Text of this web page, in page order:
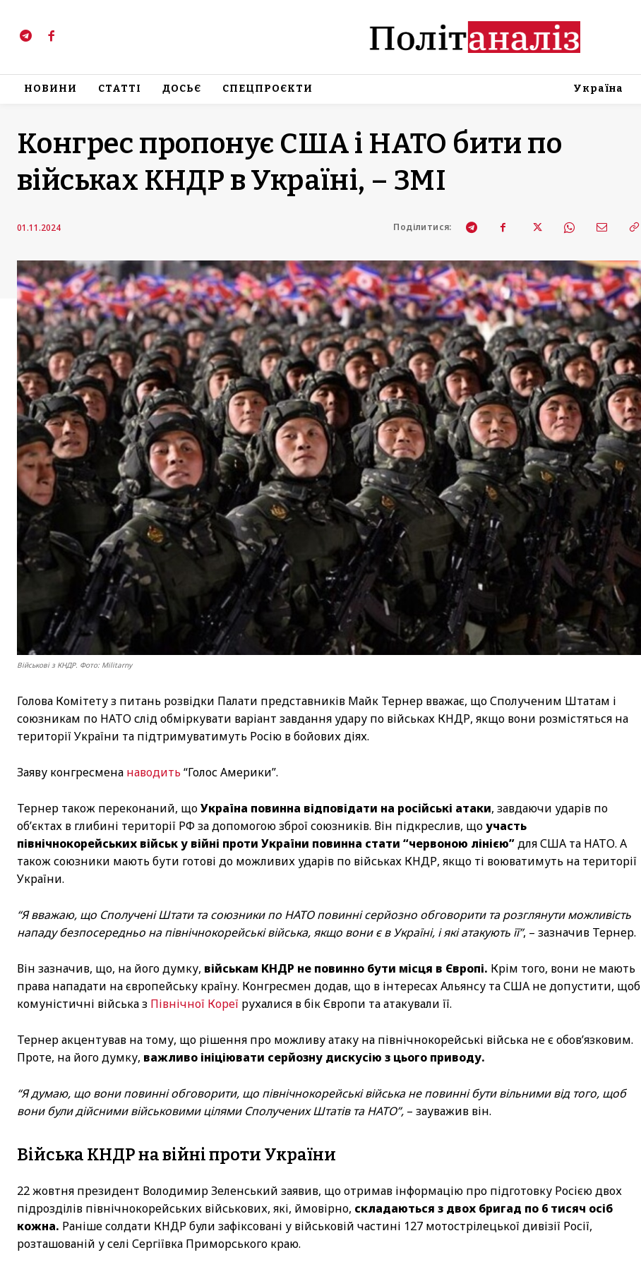
НОВИНИ СТАТТІ ДОСЬЄ СПЕЦПРОЄКТИ Україна
Конгрес пропонує США і НАТО бити по
військах КНДР в Україні, – ЗМІ
01.11.2024 Поділитися:
Військові з КНДР. Фото: Militarny
Голова Комітету з питань розвідки Палати представників Майк Тернер вважає, що Сполученим Штатам і
союзникам по НАТО слід обміркувати варіант завдання удару по військах КНДР, якщо вони розмістяться на
території України та підтримуватимуть Росію в бойових діях.
Заяву конгресмена наводить “Голос Америки”.
Тернер також переконаний, щоУкраїна повинна відповідати на російські атаки, завдаючи ударів по
об’єктах в глибині території РФ за допомогою зброї союзників. Він підкреслив, щоучасть
північнокорейських військ у війні проти України повинна стати “червоною лінією”для США та НАТО. А
також союзники мають бути готові до можливих ударів по військах КНДР, якщо ті воюватимуть на території
України.
“Я вважаю, що Сполучені Штати та союзники по НАТО повинні серйозно обговорити та розглянути можливість
нападу безпосередньо на північнокорейські війська, якщо вони є в Україні, і які атакують її”, – зазначив Тернер.
Він зазначив, що, на його думку, військам КНДР не повинно бути місця в Європі. Крім того, вони не мають
права нападати на європейську країну. Конгресмен додав, що в інтересах Альянсу та США не допустити, щоб
комуністичні війська з Північної Кореї рухалися в бік Європи та атакували її.
Тернер акцентував на тому, що рішення про можливу атаку на північнокорейські війська не є обов’язковим.
Проте, на його думку, важливо ініціювати серйозну дискусію з цього приводу.
“Я думаю, що вони повинні обговорити, що північнокорейські війська не повинні бути вільними від того, щоб
вони були дійсними військовими цілями Сполучених Штатів та НАТО”, – зауважив він.
Війська КНДР на війні проти України
22 жовтня президент Володимир Зеленський заявив, що отримав інформацію про підготовку Росією двох
підрозділів північнокорейських військових, які, ймовірно, складаються з двох бригад по 6 тисяч осіб
кожна. Раніше солдати КНДР були зафіксовані у військовій частині 127 мотострілецької дивізії Росії,
розташованій у селі Сергіївка Приморського краю.